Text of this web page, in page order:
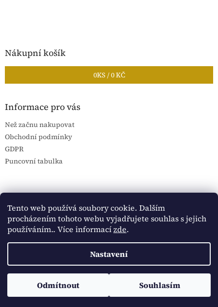
Tento web používá soubory cookie. Dalším
procházením tohoto webu vyjadřujete souhlas s jejich
používáním.. Více informacízde.
Nastavení
Odmítnout Souhlasím
Sledujte Historické dokumenty na Facebooku:
Nákupní košík
0KS /0 KČ
Informace pro vás
Než začnu nakupovat
Obchodní podmínky
GDPR
Puncovní tabulka
Copyright 2026Historické dokumenty. Všechna práva